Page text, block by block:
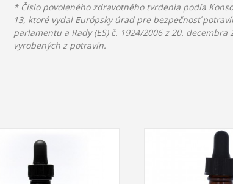
* Číslo povoleného zdravotného tvrdenia podľa
13, ktoré vydal Európsky úrad pre bezpečnosť
parlamentu a Rady (ES) č. 1924/2006 z 20.
vyrobených z potravín.